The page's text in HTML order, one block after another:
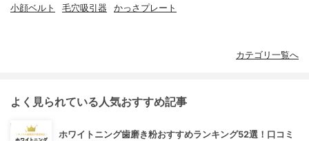
小顔ベルト 毛穴吸引器 かっさプレート
カテゴリ一覧へ
よく見られている人気おすすめ記事
ホワイトニング歯磨き粉おすすめランキング52選！口コミ